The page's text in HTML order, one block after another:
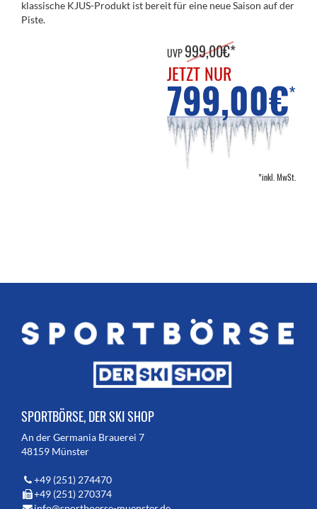
klassische KJUS-Produkt ist bereit für eine neue Saison auf der
Piste.
UVP999,00€*
JETZT NUR
799,00€*
*inkl. MwSt.
SPORTBÖRSE, DER SKI SHOP
An der Germania Brauerei 7
48159 Münster
+49 (251) 274470
+49 (251) 270374